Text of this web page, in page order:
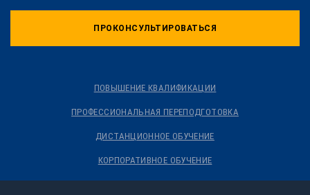
ПРОКОНСУЛЬТИРОВАТЬСЯ
ПОВЫШЕНИЕ КВАЛИФИКАЦИИ
ПРОФЕССИОНАЛЬНАЯ ПЕРЕПОДГОТОВКА
ДИСТАНЦИОННОЕ ОБУЧЕНИЕ
КОРПОРАТИВНОЕ ОБУЧЕНИЕ